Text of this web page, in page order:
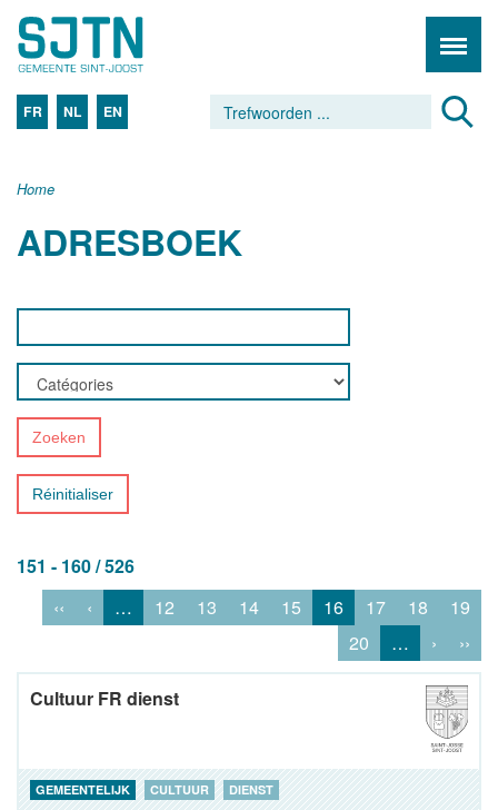
FR NL EN
Home
ADRESBOEK
Zoeken
Réinitialiser
151 - 160 / 526
‹‹
‹ … 12 13 14 15 16 17 18
19
20
… › ››
Cultuur FR dienst
GEMEENTELIJK CULTUUR DIENST